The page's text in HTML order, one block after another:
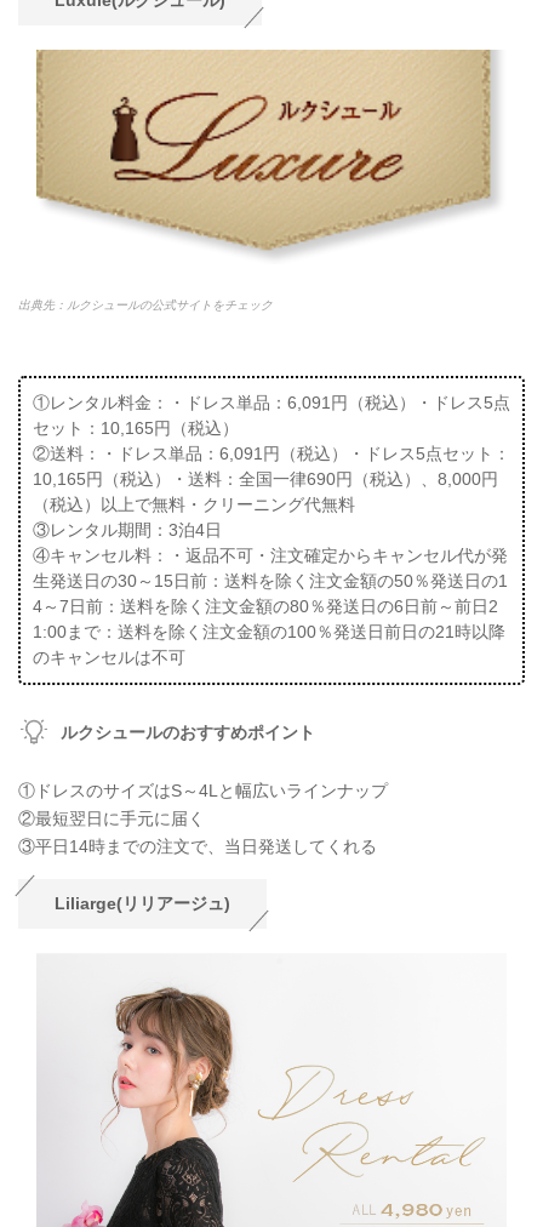
出典先：ルクシュールの公式サイトをチェック
①レンタル料金：・ドレス単品：6,091円（税込）・ドレス5点
セット：10,165円（税込）
②送料：・ドレス単品：6,091円（税込）・ドレス5点セット：
10,165円（税込）・送料：全国一律690円（税込）、8,000円
（税込）以上で無料・クリーニング代無料
③レンタル期間：3泊4日
④キャンセル料：・返品不可・注文確定からキャンセル代が発
生発送日の30～15日前：送料を除く注文金額の50％発送日の1
4～7日前：送料を除く注文金額の80％発送日の6日前～前日2
1:00まで：送料を除く注文金額の100％発送日前日の21時以降
のキャンセルは不可
ルクシュールのおすすめポイント
①ドレスのサイズはS～4Lと幅広いラインナップ
②最短翌日に手元に届く
③平日14時までの注文で、当日発送してくれる
Liliarge(リリアージュ)